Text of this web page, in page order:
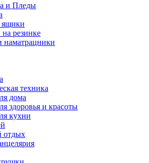
и Пледы
ящики
резинке
наматрацники
техника
дома
здоровья и красоты
кухни
отдых